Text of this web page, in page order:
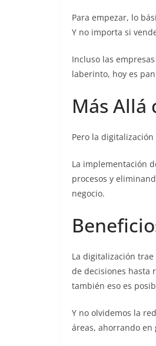
Para empezar, lo
Y no importa si
Incluso las
laberinto, hoy es
Más Allá
Pero la digitalización
La implementación
procesos y
negocio​​.
La digitalización
de decisiones hasta
también eso es
Y no olvidemos la
áreas, ahorrando en